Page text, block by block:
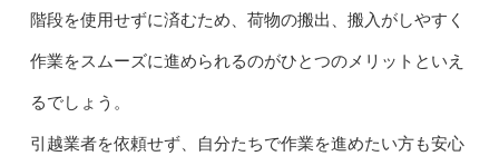
階段を使用せずに済むため、荷物の搬出、搬入がしやすく
作業をスムーズに進められるのがひとつのメリットといえ
るでしょう。
引越業者を依頼せず、自分たちで作業を進めたい方も安心